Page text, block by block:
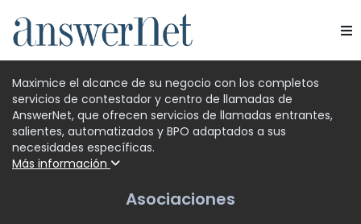
Servicios
Industrias
Quiénes somos
Maximice el alcance de su negocio con los completos
servicios de contestador y centro de llamadas de
AnswerNet, que ofrecen servicios de llamadas entrantes,
salientes, automatizados y BPO adaptados a sus
necesidades específicas.
Más información
Asociaciones